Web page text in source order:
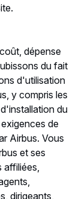
dépense
du fait
d'utilisation
y compris les
du
de
Airbus. Vous
et ses
dirigeants,